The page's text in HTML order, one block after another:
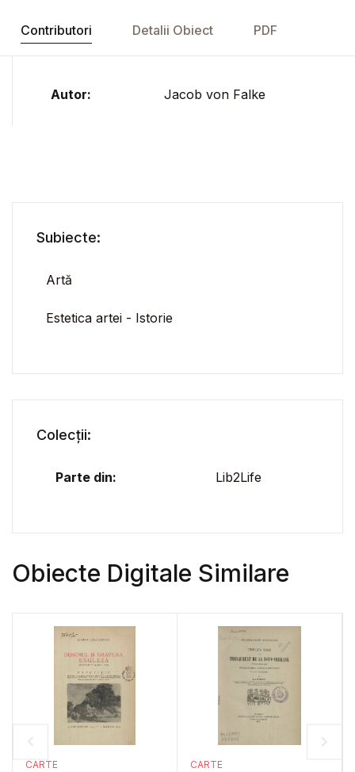
Contributori Detalii Obiect PDF
Autor: Jacob von Falke
Subiecte:
Artă
Estetica artei - Istorie
Colecții:
Parte din: Lib2Life
Obiecte Digitale Similare
CARTE CARTE